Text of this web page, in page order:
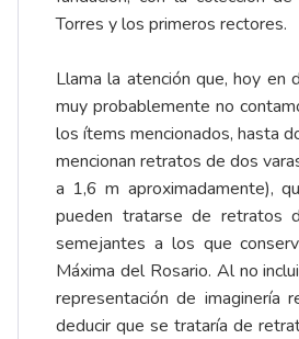
Torres y los primeros rectores.
Llama la atención que, hoy en
muy probablemente no
los ítems mencionados, hasta
mencionan retratos de dos
a 1,6 m aproximadamente),
pueden tratarse de retratos
semejantes a los que
Máxima del Rosario. Al no
representación de imaginería
deducir que se trataría de